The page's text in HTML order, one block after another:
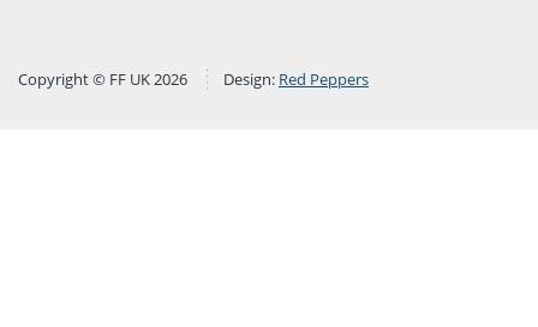
Copyright © FF UK 2026 Design: Red Peppers